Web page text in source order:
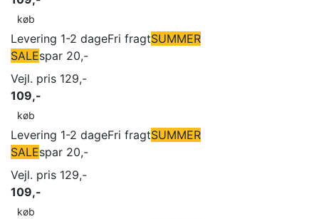
køb
Levering 1-2 dageFri fragtSUMMER
SALEspar 20,-
Vejl. pris 129,-
109,-
køb
Levering 1-2 dageFri fragtSUMMER
SALEspar 20,-
Vejl. pris 129,-
109,-
køb